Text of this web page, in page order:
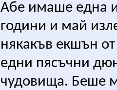
Абе имаше една
години и май
някакъв екшън
едни пясъчни
чудовища. Беше